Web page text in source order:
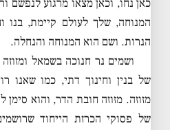
כאן נחו, וכאן מצאו מרגוע לנפשם
המנוחה, שלך לעולם קיימת, בנו
הנרות. ושם הוא המנוחה והנחלה.
ושמים נר חנוכה בשמאל
של בנין וחינוך דתי, כמו שאנו
מזוזה. מזוזה חובת הדר, והוא
של פסוקי הכרזת הייחוד